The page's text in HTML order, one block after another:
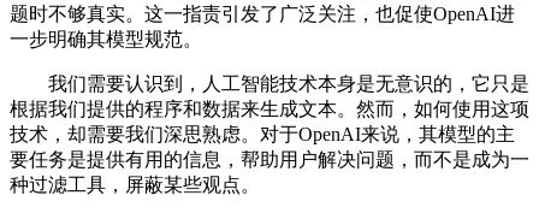
题时不够真实。这一指责引发了广泛关注，也促使OpenAI进
一步明确其模型规范。
我们需要认识到，人工智能技术本身是无意识的，它只是
根据我们提供的程序和数据来生成文本。然而，如何使用这项
技术，却需要我们深思熟虑。对于OpenAI来说，其模型的主
要任务是提供有用的信息，帮助用户解决问题，而不是成为一
种过滤工具，屏蔽某些观点。